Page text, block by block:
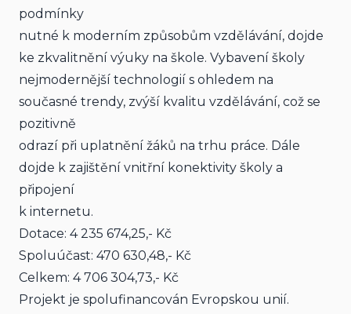
podmínky
nutné k moderním způsobům vzdělávání, dojde
ke zkvalitnění výuky na škole. Vybavení školy
nejmodernější technologií s ohledem na
současné trendy, zvýší kvalitu vzdělávání, což se
pozitivně
odrazí při uplatnění žáků na trhu práce. Dále
dojde k zajištění vnitřní konektivity školy a
připojení
k internetu.
Dotace: 4 235 674,25,- Kč
Spoluúčast: 470 630,48,- Kč
Celkem: 4 706 304,73,- Kč
Projekt je spolufinancován Evropskou unií.